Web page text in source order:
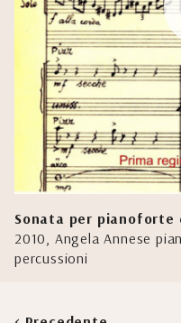
Sonata per pianoforte
2010, Angela Annese
percussioni